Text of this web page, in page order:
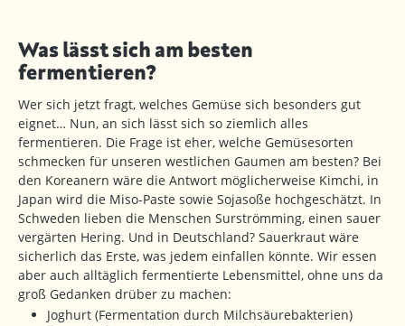
Was lässt sich am besten
fermentieren?
Wer sich jetzt fragt, welches Gemüse sich besonders gut
eignet… Nun, an sich lässt sich so ziemlich alles
fermentieren. Die Frage ist eher, welche Gemüsesorten
schmecken für unseren westlichen Gaumen am besten? Bei
den Koreanern wäre die Antwort möglicherweise Kimchi, in
Japan wird die Miso-Paste sowie Sojasoße hochgeschätzt. In
Schweden lieben die Menschen Surströmming, einen sauer
vergärten Hering. Und in Deutschland? Sauerkraut wäre
sicherlich das Erste, was jedem einfallen könnte. Wir essen
aber auch alltäglich fermentierte Lebensmittel, ohne uns da
groß Gedanken drüber zu machen:
Joghurt (Fermentation durch Milchsäurebakterien)